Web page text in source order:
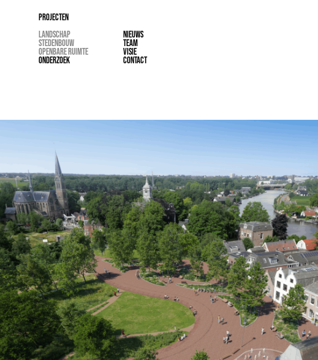
PROJECTEN
LANDSCHAP
STEDENBOUW
OPENBARE RUIMTE
ONDERZOEK
NIEUWS
TEAM
VISIE
CONTACT